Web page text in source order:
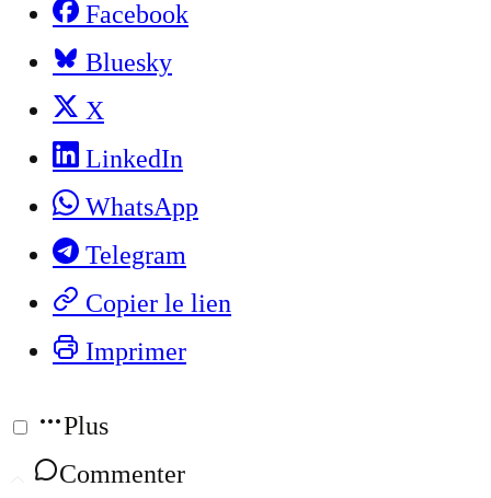
Facebook
Bluesky
X
LinkedIn
WhatsApp
Telegram
Copier le lien
Imprimer
Plus
Commenter